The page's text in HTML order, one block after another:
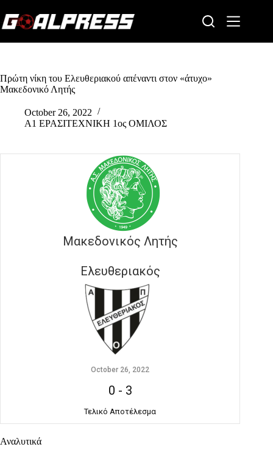
to
content
Πρώτη νίκη του Ελευθεριακού απέναντι στον «άτυχο»
Μακεδονικό Λητής
October 26, 2022
Α1 ΕΡΑΣΙΤΕΧΝΙΚΗ 1ος ΟΜΙΛΟΣ
Μακεδονικός Λητής
Ελευθεριακός
October 26, 2022
0 - 3
Τελικό Αποτέλεσμα
Αναλυτικά